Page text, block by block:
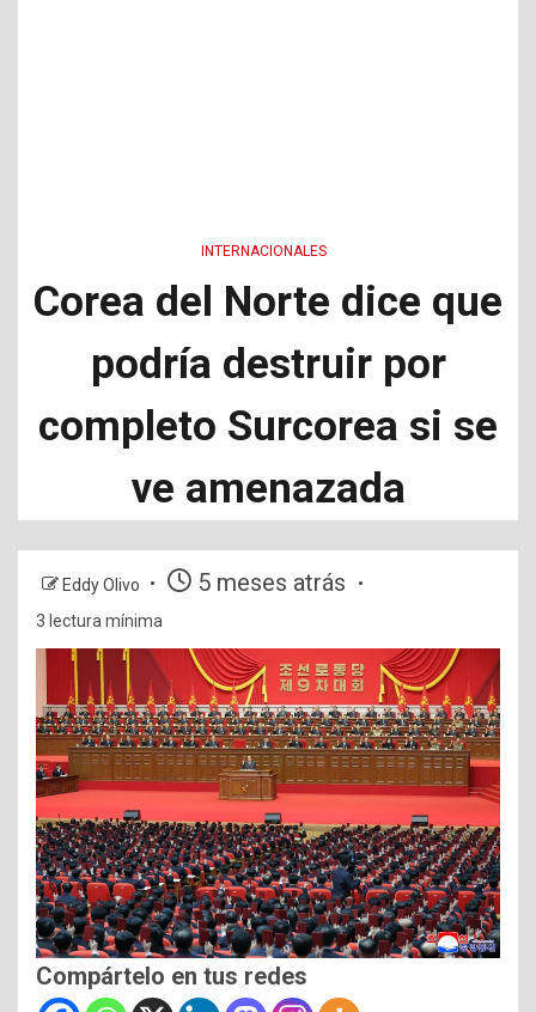
INTERNACIONALES
Corea del Norte dice que
podría destruir por
completo Surcorea si se
ve amenazada
Eddy Olivo 5 meses atrás
3 lectura mínima
Compártelo en tus redes